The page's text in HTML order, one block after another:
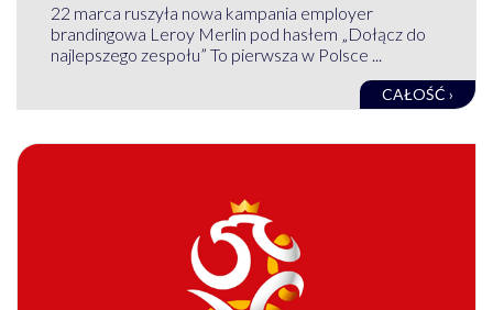
22 marca ruszyła nowa kampania employer
brandingowa Leroy Merlin pod hasłem „Dołącz do
najlepszego zespołu” To pierwsza w Polsce ...
CAŁOŚĆ ›